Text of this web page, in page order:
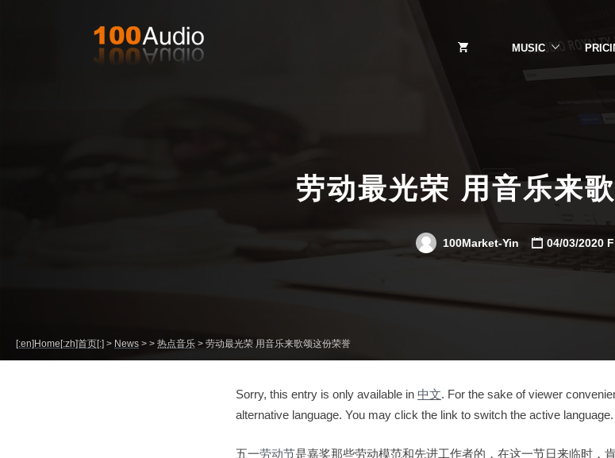
MUSIC
劳动最光荣 用音乐来
100Market-Yin 04/03/2020
[:en]Home[:zh]首页[:] > News > > 热点音乐 > 劳动最光荣 用音乐来歌颂这份荣誉
Sorry, this entry is only available in 中文. For the sake of viewer
alternative language. You may click the link to switch the active language.
五一劳动节是嘉奖那些劳动模范和先进工作者的，在这一节日来临时，